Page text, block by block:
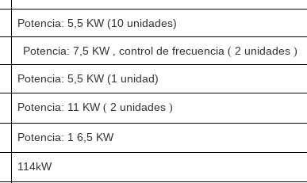
Potencia: 5,5 KW (10 unidades)
Potencia: 7,5 KW , control de frecuencia ( 2 unidades )
Potencia: 5,5 KW (1 unidad)
Potencia: 11 KW ( 2 unidades )
Potencia: 1 6,5 KW
114kW